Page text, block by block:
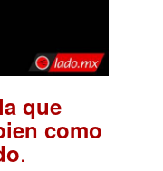
que
como
.